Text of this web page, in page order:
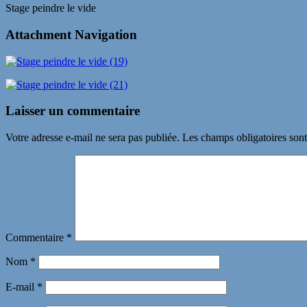
Stage peindre le vide
Attachment Navigation
Laisser un commentaire
Votre adresse e-mail ne sera pas publiée. Les champs obligatoires
Commentaire *
Nom *
E-mail *